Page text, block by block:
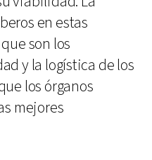
en estas
son los
y la logística de los
los órganos
mejores